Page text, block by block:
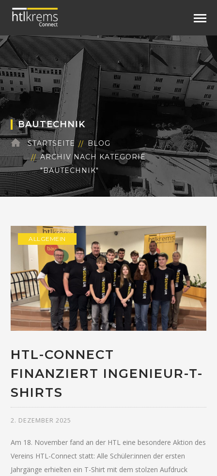
BAUTECHNIK
STARTSEITE
BLOG
ARCHIV NACH KATEGORIE
"BAUTECHNIK"
ALLGEMEIN
HTL-CONNECT
FINANZIERT INGENIEUR-T-
SHIRTS
2. DEZEMBER 2025
Am 18. November fand an der HTL eine besondere Aktion des
Vereins HTL-Connect statt: Alle Schüler:innen der ersten
Jahrgänge erhielten ein T-Shirt mit dem stolzen Aufdruck